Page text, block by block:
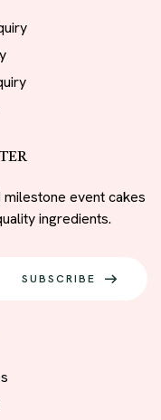
event cakes
ingredients.
SUBSCRIBE